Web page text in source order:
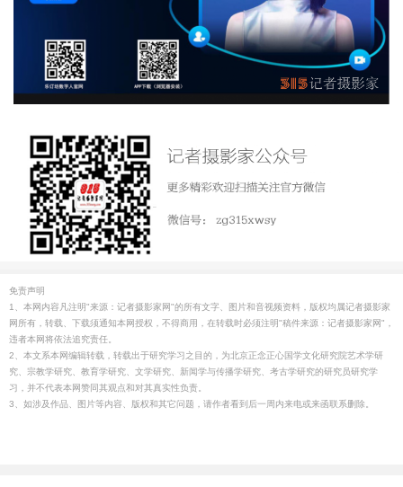
免责声明
1、本网内容凡注明"来源：记者摄影家网"的所有文字、图片和音视频资料，版权均属记者摄影家
网所有，转载、下载须通知本网授权，不得商用，在转载时必须注明"稿件来源：记者摄影家网"，
违者本网将依法追究责任。
2、本文系本网编辑转载，转载出于研究学习之目的，为北京正念正心国学文化研究院艺术学研
究、宗教学研究、教育学研究、文学研究、新闻学与传播学研究、考古学研究的研究员研究学
习，并不代表本网赞同其观点和对其真实性负责。
3、如涉及作品、图片等内容、版权和其它问题，请作者看到后一周内来电或来函联系删除。